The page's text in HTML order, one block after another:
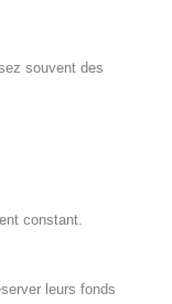
souvent des
constant.
leurs fonds